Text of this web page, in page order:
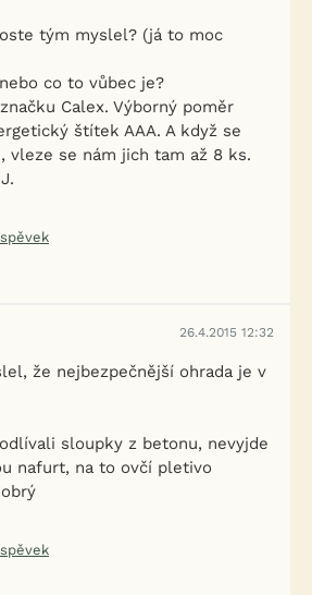
tým myslel? (já to moc
co to vůbec je?
Calex. Výborný poměr
štítek AAA. A když se
vleze se nám jich tam až 8 ks.
26.4.2015 12:32
že nejbezpečnější ohrada je v
sloupky z betonu, nevyjde
nafurt, na to ovčí pletivo